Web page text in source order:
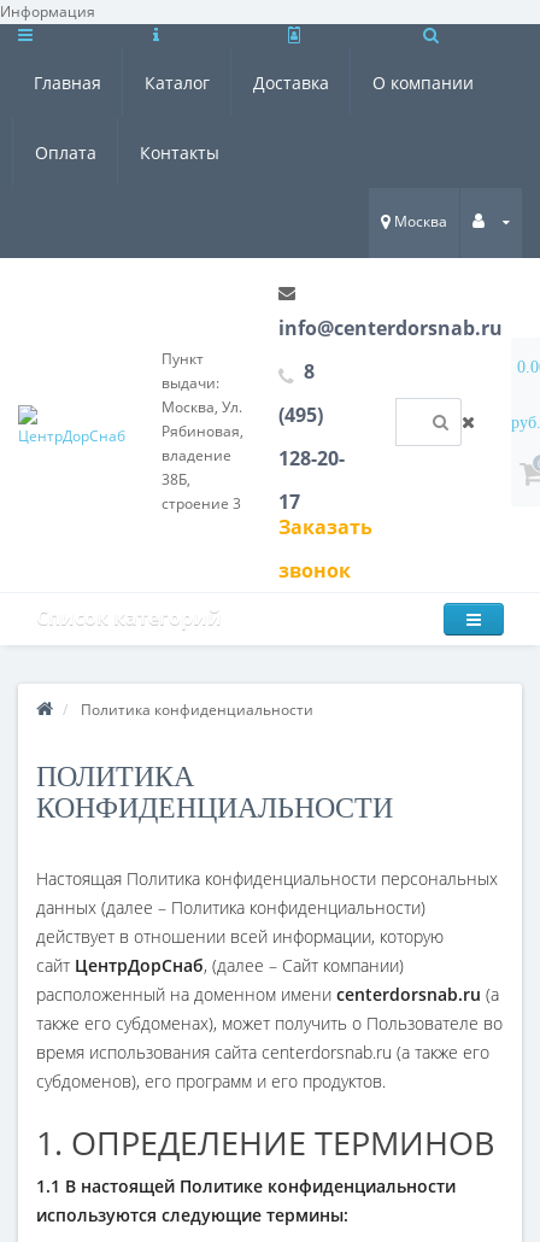
Информация ×
Главная Каталог Доставка О компании
Оплата Контакты
Москва
Пункт
выдачи:
Москва, Ул.
Рябиновая,
владение
38Б,
строение 3
info@centerdorsnab.ru
8
(495)
128-20-
17
Заказать
звонок
Список категорий
Политика конфиденциальности
ПОЛИТИКА
КОНФИДЕНЦИАЛЬНОСТИ
Настоящая Политика конфиденциальности персональных
данных (далее – Политика конфиденциальности)
действует в отношении всей информации, которую
сайт ЦентрДорСнаб, (далее – Сайт компании)
расположенный на доменном имени centerdorsnab.ru (а
также его субдоменах), может получить о Пользователе во
время использования сайта centerdorsnab.ru (а также его
субдоменов), его программ и его продуктов.
1. ОПРЕДЕЛЕНИЕ ТЕРМИНОВ
1.1 В настоящей Политике конфиденциальности
используются следующие термины: